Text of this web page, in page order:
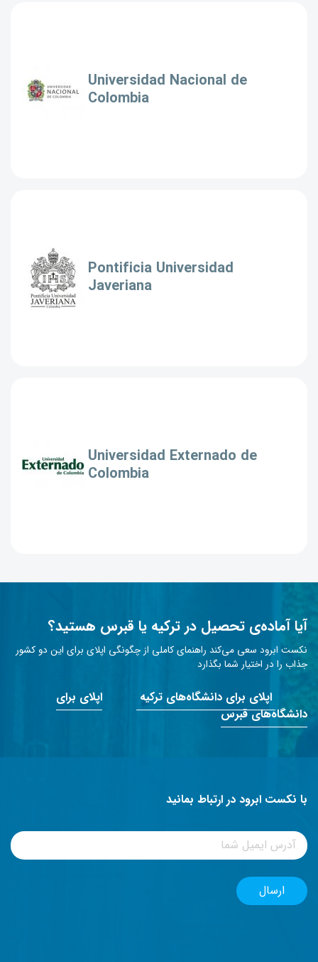
Universidad Nacional de
Colombia
Pontificia Universidad
Javeriana
Universidad Externado de
Colombia
آیا آماده‌ی تحصیل در ترکیه یا قبرس هستید؟
نکست ابرود سعی می‌کند راهنمای کاملی از چگونگی اپلای برای این دو کشور
جذاب را در اختیار شما بگذارد
اپلای برای دانشگاه‌های ترکیه
اپلای برای
دانشگاه‌های قبرس
با نکست ابرود در ارتباط بمانید